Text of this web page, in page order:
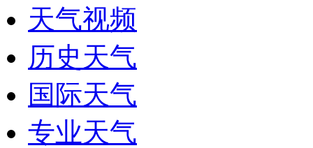
天气视频
历史天气
国际天气
专业天气